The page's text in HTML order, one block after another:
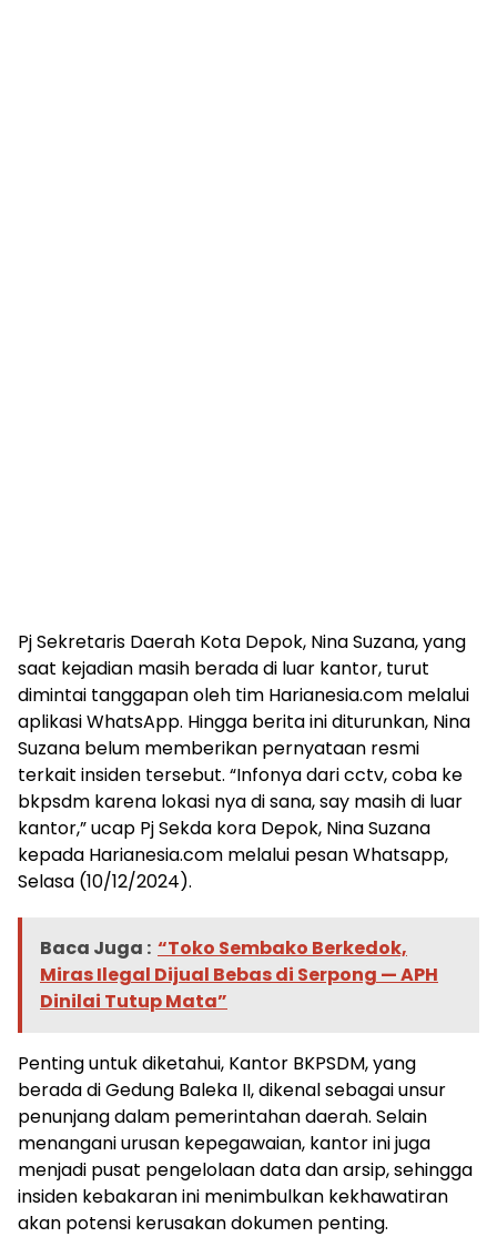
Pj Sekretaris Daerah Kota Depok, Nina Suzana, yang
saat kejadian masih berada di luar kantor, turut
dimintai tanggapan oleh tim Harianesia.com melalui
aplikasi WhatsApp. Hingga berita ini diturunkan, Nina
Suzana belum memberikan pernyataan resmi
terkait insiden tersebut. “Infonya dari cctv, coba ke
bkpsdm karena lokasi nya di sana, say masih di luar
kantor,” ucap Pj Sekda kora Depok, Nina Suzana
kepada Harianesia.com melalui pesan Whatsapp,
Selasa (10/12/2024).
Baca Juga : “Toko Sembako Berkedok,
Miras Ilegal Dijual Bebas di Serpong — APH
Dinilai Tutup Mata”
Penting untuk diketahui, Kantor BKPSDM, yang
berada di Gedung Baleka II, dikenal sebagai unsur
penunjang dalam pemerintahan daerah. Selain
menangani urusan kepegawaian, kantor ini juga
menjadi pusat pengelolaan data dan arsip, sehingga
insiden kebakaran ini menimbulkan kekhawatiran
akan potensi kerusakan dokumen penting.